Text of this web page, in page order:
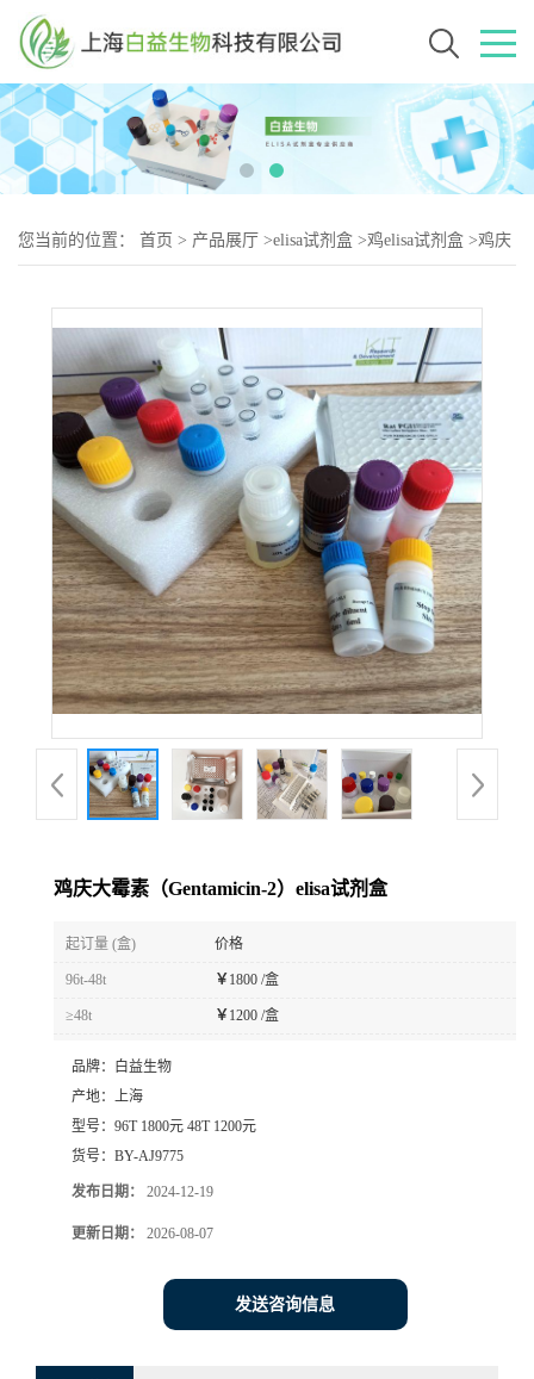
您当前的位置： 首页 > 产品展厅 >elisa试剂盒 >鸡elisa试剂盒 >鸡庆
鸡庆大霉素（Gentamicin-2）elisa试剂盒
起订量 (盒) 价格
96t-48t ￥ 1800 /盒
≥48t ￥ 1200 /盒
品牌：
白益生物
产地： 上海
型号： 96T 1800元 48T 1200元
货号： BY-AJ9775
发布日期： 2024-12-19
更新日期： 2026-08-07
发送咨询信息